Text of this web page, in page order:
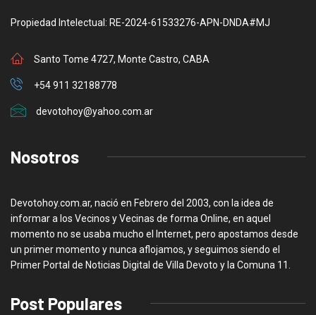
Propiedad Intelectual: RE-2024-61533276-APN-DNDA#MJ
Santo Tome 4727, Monte Castro, CABA
+54 911 32188778
devotohoy@yahoo.com.ar
Nosotros
Devotohoy.com.ar, nació en Febrero del 2003, con la idea de
informar a los Vecinos y Vecinas de forma Online, en aquel
momento no se usaba mucho el Internet, pero apostamos desde
un primer momento y nunca aflojamos, y seguimos siendo el
Primer Portal de Noticias Digital de Villa Devoto y la Comuna 11.
Post Populares